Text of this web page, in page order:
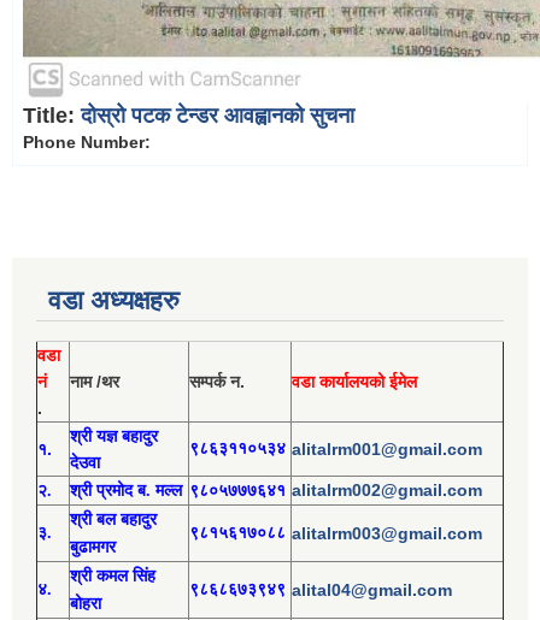
Title:दोस्रो पटक टेन्डर आवह्वानको सुचना
Phone Number:
वडा अध्यक्षहरु
वडा
नं
.
नाम /थर सम्पर्क न. वडा कार्यालयको ईमेल
१.
श्री यज्ञ बहादुर
देउवा
९८६३११०५३४ alitalrm001@gmail.com
२. श्रीप्रमोदब. मल्ल ९८०५७७७६४१ alitalrm002@gmail.com
३.
श्रीबल बहादुर
बुढामगर
९८१५६१७०८८ alitalrm003@gmail.com
४.
श्री कमल सिंह
बोहरा
९८६८६७३९४९ alital04@gmail.com